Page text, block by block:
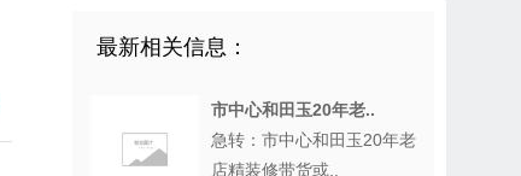
最新相关信息：
市中心和田玉20年老..
急转：市中心和田玉20年老
店精装修带货或..